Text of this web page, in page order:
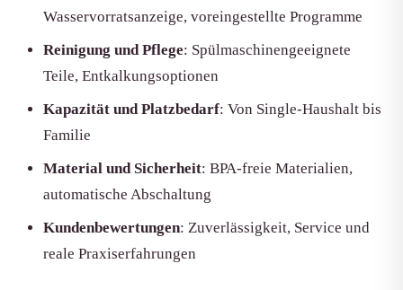
Wasservorratsanzeige, voreingestellte Programme
Reinigung und Pflege: Spülmaschinengeeignete
Teile, Entkalkungsoptionen
Kapazität und Platzbedarf: Von Single-Haushalt bis
Familie
Material und Sicherheit: BPA-freie Materialien,
automatische Abschaltung
Kundenbewertungen: Zuverlässigkeit, Service und
reale Praxiserfahrungen